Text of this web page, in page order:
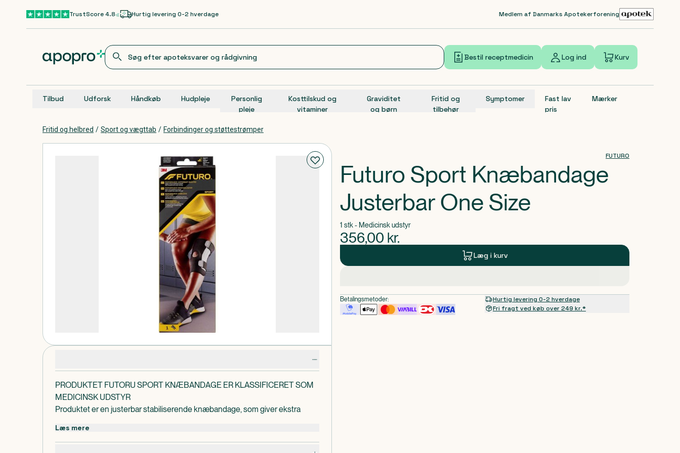
Gå til hovedindholdTrustScore 4.8 Hurtig levering 0-2 hverdage Medlem af Danmarks Apotekerforening
Bestil receptmedicin Log ind Kurv
Tilbud Udforsk Håndkøb Hudpleje
Personlig
pleje
Kosttilskud og
vitaminer
Graviditet
og børn
Fritid og
tilbehør
Symptomer
Fast lav
pris
Mærker
Fritid og helbred / Sport og vægttab / Forbindinger og støttestrømper
PRODUKTET FUTORU SPORT KNÆBANDAGE ER KLASSIFICERET SOM
MEDICINSK UDSTYR
Produktet er en justerbar stabiliserende knæbandage, som giver ekstra
side, for at opnå maksimal støtte og stabilisering ved knæet.
Læs mere
FUTURO
Futuro Sport Knæbandage
Justerbar One Size
1 stk - Medicinsk udstyr
356,00 kr.
Læg i kurv
Betalingsmetoder:
Hurtig levering 0-2 hverdage
Fri fragt ved køb over 249 kr.*